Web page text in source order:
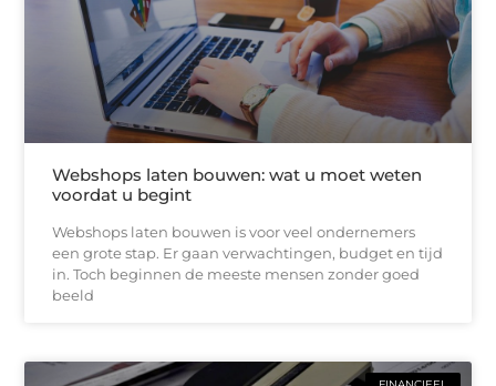
Webshops laten bouwen: wat u moet weten
voordat u begint
Webshops laten bouwen is voor veel ondernemers
een grote stap. Er gaan verwachtingen, budget en tijd
in. Toch beginnen de meeste mensen zonder goed
beeld